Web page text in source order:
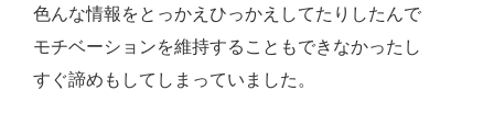
色んな情報をとっかえひっかえしてたりしたんで
モチベーションを維持することもできなかったし
すぐ諦めもしてしまっていました。